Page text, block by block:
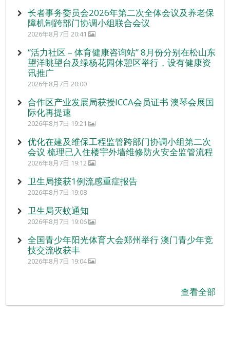
长者事务委员会2026年第二次全体会议及养老保
障机制跨部门协调小组联合会议
2026年8月7日 20:41
“活力社区 – 体育健康咨询站” 8月份分别在松山东
望洋眺望台及绿杨花园休憩区举行，设有健康资
讯推广
2026年8月7日 20:00
合作区产业发展局获授ICCA会员证书 澳琴会展国
际化再提速
2026年8月7日 19:21
优化在建及维保工程监管跨部门协调小组第二次
会议 梳理已入住楼宇外墙维修防火安全监管流程
2026年8月7日 19:12
卫生局接获1例流感重症报告
2026年8月7日 19:08
卫生局灭蚊通知
2026年8月7日 19:06
全国青少年阳光体育大会郑州举行 澳门青少年竞
技交流收获丰
2026年8月7日 19:04
查看全部